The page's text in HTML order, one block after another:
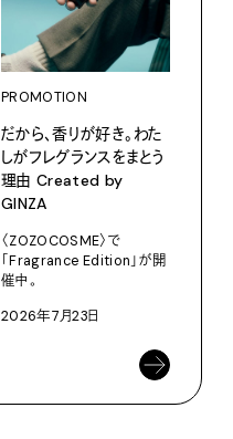
PROMOTION
だから、香りが好き。わた
しがフレグランスをまとう
理由 Created by
GINZA
〈ZOZOCOSME〉で
「Fragrance Edition」が開
催中。
2026年7月23日